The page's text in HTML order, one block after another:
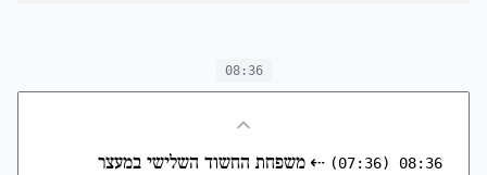
08:36
08:36
(07:36)
⇠משפחת החשוד השלישי במעצר